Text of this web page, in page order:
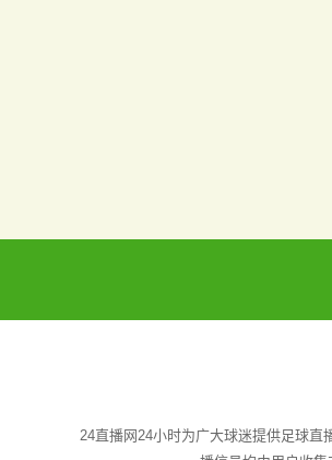
24直播网24小时为广大球迷提供足球